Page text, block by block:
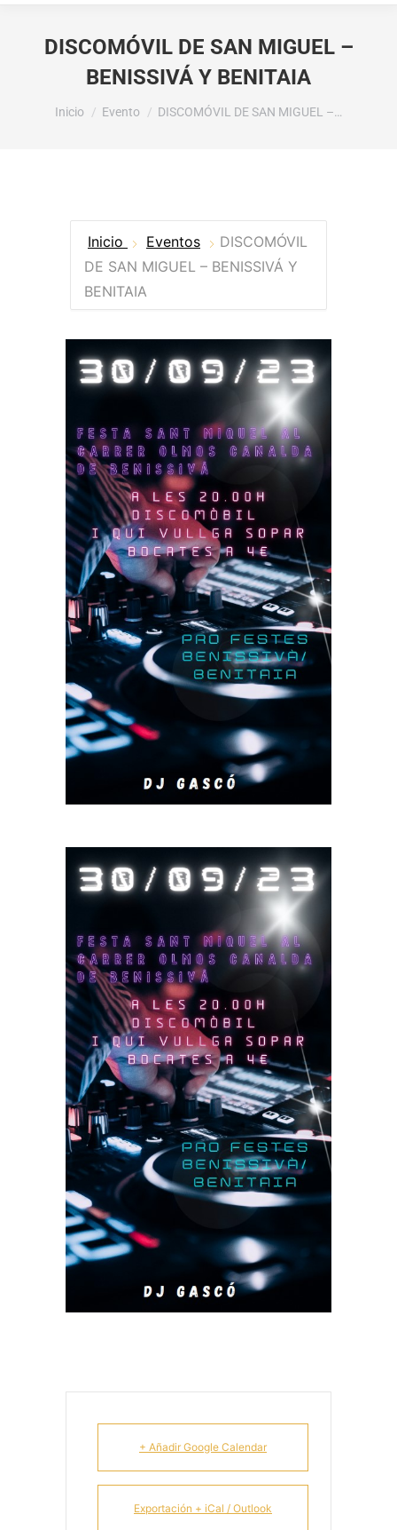
DISCOMÓVIL DE SAN MIGUEL –
BENISSIVÁ Y BENITAIA
Estás aquí:
Inicio Evento DISCOMÓVIL DE SAN MIGUEL –…
Inicio Eventos
DISCOMÓVIL
DE SAN MIGUEL – BENISSIVÁ Y
BENITAIA
+ Añadir Google Calendar
Exportación + iCal / Outlook